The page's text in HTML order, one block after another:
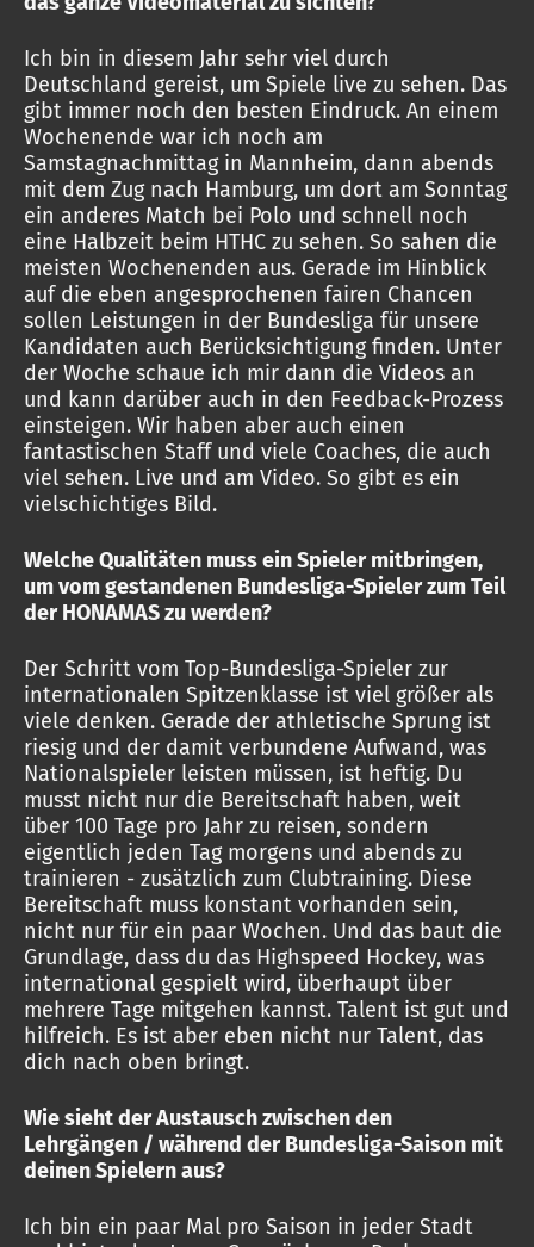
Ich bin in diesem Jahr sehr viel durch
Deutschland gereist, um Spiele live zu sehen. Das
gibt immer noch den besten Eindruck. An einem
Wochenende war ich noch am
Samstagnachmittag in Mannheim, dann abends
mit dem Zug nach Hamburg, um dort am Sonntag
ein anderes Match bei Polo und schnell noch
eine Halbzeit beim HTHC zu sehen. So sahen die
meisten Wochenenden aus. Gerade im Hinblick
auf die eben angesprochenen fairen Chancen
sollen Leistungen in der Bundesliga für unsere
Kandidaten auch Berücksichtigung finden. Unter
der Woche schaue ich mir dann die Videos an
und kann darüber auch in den Feedback-Prozess
einsteigen. Wir haben aber auch einen
fantastischen Staff und viele Coaches, die auch
viel sehen. Live und am Video. So gibt es ein
vielschichtiges Bild.
Welche Qualitäten muss ein Spieler mitbringen,
um vom gestandenen Bundesliga-Spieler zum Teil
der HONAMAS zu werden?
Der Schritt vom Top-Bundesliga-Spieler zur
internationalen Spitzenklasse ist viel größer als
viele denken. Gerade der athletische Sprung ist
riesig und der damit verbundene Aufwand, was
Nationalspieler leisten müssen, ist heftig. Du
musst nicht nur die Bereitschaft haben, weit
über 100 Tage pro Jahr zu reisen, sondern
eigentlich jeden Tag morgens und abends zu
trainieren - zusätzlich zum Clubtraining. Diese
Bereitschaft muss konstant vorhanden sein,
nicht nur für ein paar Wochen. Und das baut die
Grundlage, dass du das Highspeed Hockey, was
international gespielt wird, überhaupt über
mehrere Tage mitgehen kannst. Talent ist gut und
hilfreich. Es ist aber eben nicht nur Talent, das
dich nach oben bringt.
Wie sieht der Austausch zwischen den
Lehrgängen / während der Bundesliga-Saison mit
deinen Spielern aus?
Ich bin ein paar Mal pro Saison in jeder Stadt